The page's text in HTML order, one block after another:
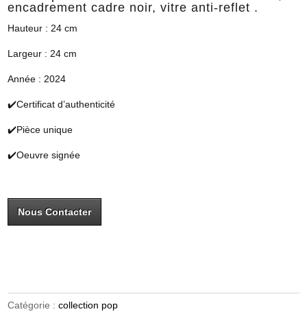
encadrement cadre noir, vitre anti-reflet .
Hauteur : 24 cm
Largeur : 24 cm
Année : 2024
✔️Certificat d’authenticité
✔️Pièce unique
✔️Oeuvre signée
Nous Contacter
Catégorie :collection pop